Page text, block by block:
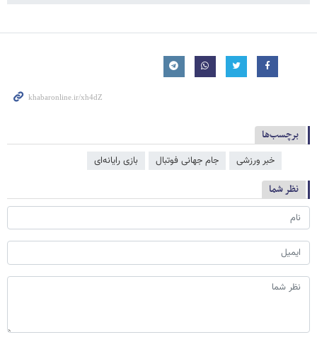
برچسب‌ها
خبر ورزشی جام جهانی فوتبال بازی رایانه‌ای
نظر شما